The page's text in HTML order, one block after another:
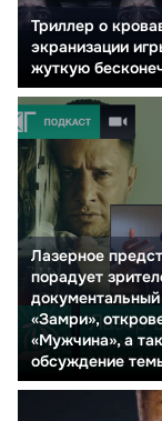
Триллер о
экранизации
жуткую
Лазерное
порадует
«Замри»,
«Мужчина», а
обсуждение